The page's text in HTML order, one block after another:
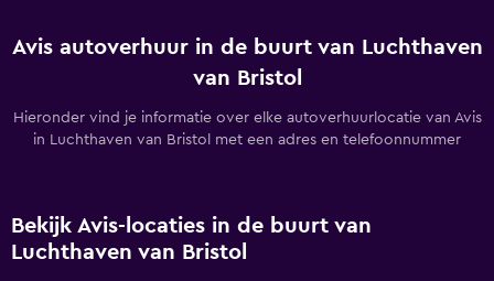
Avis autoverhuur in de buurt van Luchthaven
van Bristol
Hieronder vind je informatie over elke autoverhuurlocatie van Avis
in Luchthaven van Bristol met een adres en telefoonnummer
Bekijk Avis-locaties in de buurt van
Luchthaven van Bristol